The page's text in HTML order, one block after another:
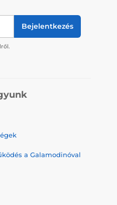
Bejelentkezés
a Galamodinóval